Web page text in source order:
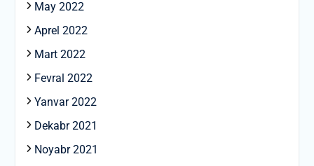
May 2022
Aprel 2022
Mart 2022
Fevral 2022
Yanvar 2022
Dekabr 2021
Noyabr 2021